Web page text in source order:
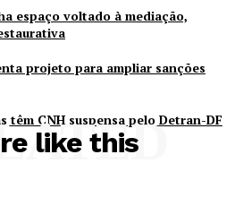
espaço voltado à mediação,
projeto para ampliar sanções
têm CNH suspensa pelo Detran-DF
like this